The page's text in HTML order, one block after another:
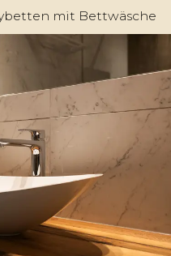
mit Bettwäsche